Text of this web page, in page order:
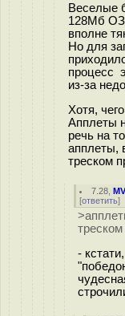
Веселые
128Мб
вполне
Но для
процесс
из-за
Хотя,
Апплеты
речь на
апплеты,
треском
7.28 ,
[ответить]
-